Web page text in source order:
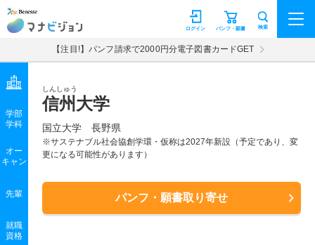
マナビジョン パンフ・願書
ログイン 検索
【注目!】パンフ請求で2000円分電子図書カードGET
しんしゅう
信州大学
国立大学 長野県
※サステナブル社会協創学環・仮称は2027年新設（予定であり、変
更になる可能性があります）
パンフ・願書取り寄せ
学部
学科
オー
キャン
先輩
就職
資格